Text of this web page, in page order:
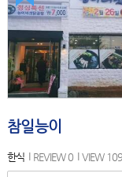
참일능이
한식 REVIEW 0 VIEW